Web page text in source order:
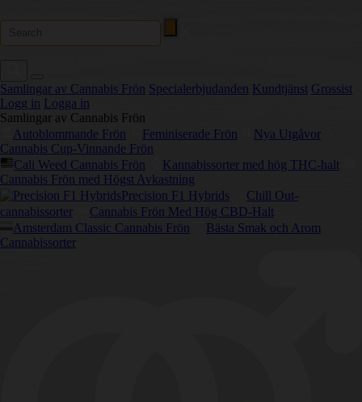
Samlingar av Cannabis Frön Specialerbjudanden Kundtjänst Grossist
Logg in Logga in
Samlingar av Cannabis Frön
Autoblommande Frön
Feminiserade Frön
Nya Utgåvor
Cannabis Cup-Vinnande Frön
Cali Weed Cannabis Frön
Kannabissorter med hög THC-halt
Cannabis Frön med Högst Avkastning
Precision F1 Hybrids
Chill Out-
cannabissorter
Cannabis Frön Med Hög CBD-Halt
Amsterdam Classic Cannabis Frön
Bästa Smak och Arom
Cannabissorter